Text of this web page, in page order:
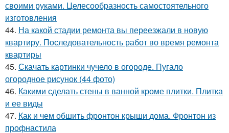
своими руками. Целесообразность самостоятельного
изготовления
44. На какой стадии ремонта вы переезжали в новую
квартиру. Последовательность работ во время ремонта
квартиры
45. Скачать картинки чучело в огороде. Пугало
огородное рисунок (44 фото)
46. Какими сделать стены в ванной кроме плитки. Плитка
и ее виды
47. Как и чем обшить фронтон крыши дома. Фронтон из
профнастила